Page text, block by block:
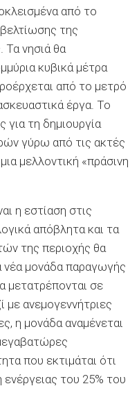
από το
της
Τα νησιά θα
κυβικά μέτρα
από το μετρό
έργα. Το
για τη δημιουργία
γύρω από τις ακτές
μελλοντική «πράσινη
η εστίαση στις
απόβλητα και τα
της περιοχής θα
νέα μονάδα παραγωγής
μετατρέπονται σε
με ανεμογεννήτριες
η μονάδα αναμένεται
που εκτιμάται ότι
του 25% του